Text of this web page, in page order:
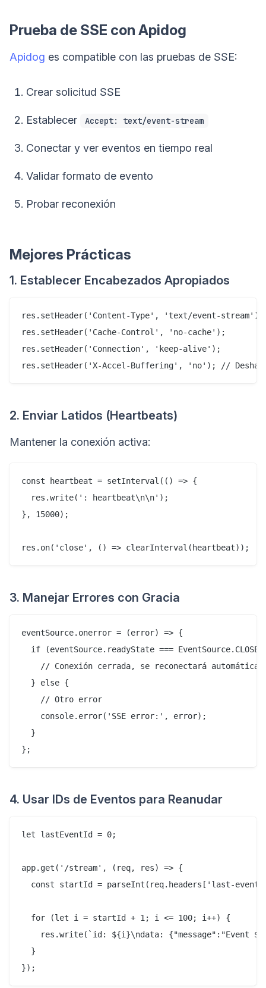
Prueba de SSE con Apidog
Apidog es compatible con las pruebas de SSE:
Crear solicitud SSE
Establecer Accept: text/event-stream
Conectar y ver eventos en tiempo real
Validar formato de evento
Probar reconexión
Mejores Prácticas
1. Establecer Encabezados Apropiados
res.setHeader('Content-Type', 'text/event-stream');
res.setHeader('Cache-Control', 'no-cache');
res.setHeader('Connection', 'keep-alive');
2. Enviar Latidos (Heartbeats)
Mantener la conexión activa:
const heartbeat = setInterval(() => {
  res.write(': heartbeat\n\n');
}, 15000);
3. Manejar Errores con Gracia
eventSource.onerror = (error) => {
if (eventSource.readyState ===
// Conexión cerrada, se reconectará
  } else {
    // Otro error
    console.error('SSE error:', error);
  }
4. Usar IDs de Eventos para Reanudar
let lastEventId = 0;
app.get('/stream', (req, res) => {
const startId = parseInt(req.headers['last-
  for (let i = startId + 1; i <= 100; i++) {
res.write(`id: ${i}\ndata: {"message":"Event
  }